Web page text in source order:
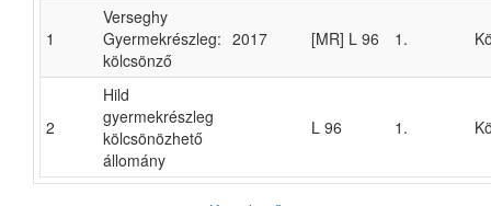
1
Verseghy
Gyermekrészleg:
kölcsönző
2017 [MR] L 96 1.
2
Hild
gyermekrészleg
kölcsönözhető
állomány
L 96 1.